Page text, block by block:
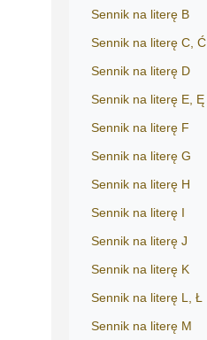
Sennik na literę B
Sennik na literę C, Ć
Sennik na literę D
Sennik na literę E, Ę
Sennik na literę F
Sennik na literę G
Sennik na literę H
Sennik na literę I
Sennik na literę J
Sennik na literę K
Sennik na literę L, Ł
Sennik na literę M